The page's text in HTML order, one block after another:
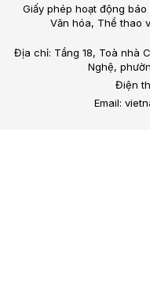
Giấy phép hoạt động
Văn hóa, Thể thao
Địa chỉ: Tầng 18, Toà nhà
Nghệ,
Điện
Email: